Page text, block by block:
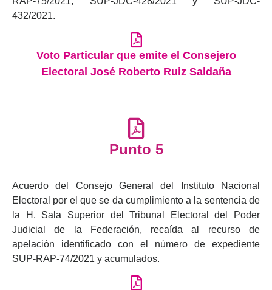
432/2021.
Voto Particular que emite el Consejero
Electoral José Roberto Ruiz Saldaña
Punto 5
Acuerdo del Consejo General del Instituto Nacional
Electoral por el que se da cumplimiento a la sentencia de
la H. Sala Superior del Tribunal Electoral del Poder
Judicial de la Federación, recaída al recurso de
apelación identificado con el número de expediente
SUP-RAP-74/2021 y acumulados.